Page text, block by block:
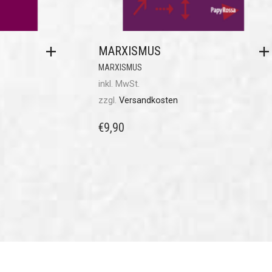
MARXISMUS
MARXISMUS
inkl. MwSt.
zzgl. Versandkosten
€9,90